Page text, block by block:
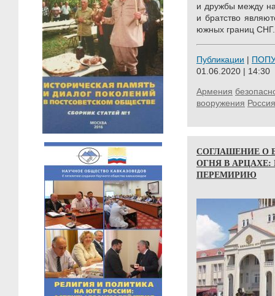
и дружбы между
и братство
южных границ СНГ.
Публикации |
01.06.2020 | 14:30
Армения
вооружения Россия
СОГЛАШЕНИЕ О
ОГНЯ В
ПЕРЕМИРИЮ